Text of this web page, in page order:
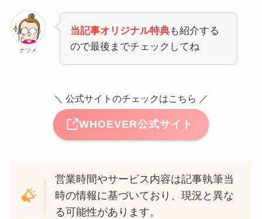
ナツメ
当記事オリジナル特典も紹介する
ので最後までチェックしてね
＼ 公式サイトのチェックはこちら ／
WHOEVER公式サイト
営業時間やサービス内容は記事執筆当
時の情報に基づいており、現況と異な
る可能性があります。